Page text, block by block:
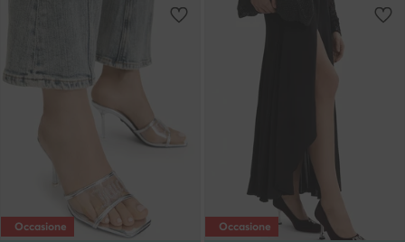
Occasione Occasione